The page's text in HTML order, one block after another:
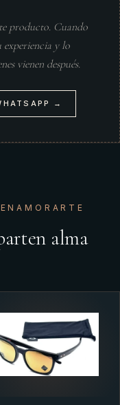
producto. Cuando
experiencia y lo
vienen después.
→
alma